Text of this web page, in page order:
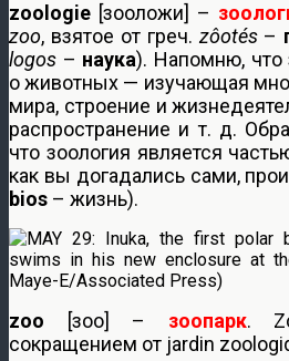
zoologie [зооложи] –
zoo, взятое от греч. zôotés–
logos – наука). Напомню, что
о животных — изучающая
мира, строение и
распространение и т. д.
что зоология является
как вы догадались сами,
bios – жизнь).
zoo [зоо] – зоопарк.
сокращением от jardin